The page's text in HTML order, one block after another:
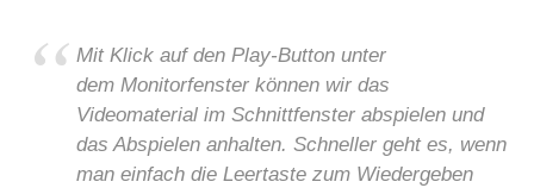
Mit Klick auf den Play-Button unter
dem Monitorfenster können wir das
Videomaterial im Schnittfenster abspielen und
das Abspielen anhalten. Schneller geht es, wenn
man einfach die Leertaste zum Wiedergeben